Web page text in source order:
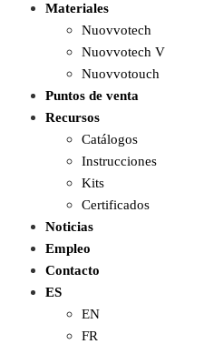
Materiales
Nuovvotech
Nuovvotech V
Nuovvotouch
Puntos de venta
Recursos
Catálogos
Instrucciones
Kits
Certificados
Noticias
Empleo
Contacto
ES
EN
FR